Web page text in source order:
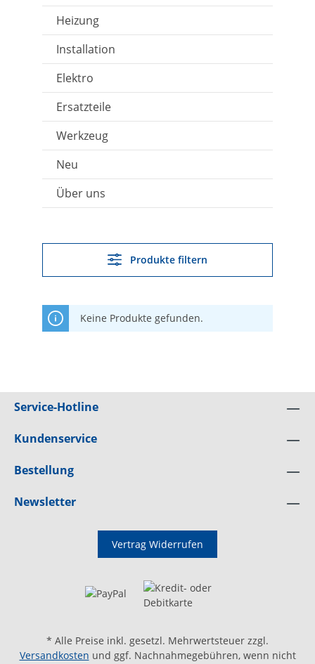
Heizung
Installation
Elektro
Ersatzteile
Werkzeug
Neu
Über uns
Produkte filtern
Keine Produkte gefunden.
Service-Hotline
Kundenservice
Bestellung
Newsletter
Vertrag Widerrufen
* Alle Preise inkl. gesetzl. Mehrwertsteuer zzgl.
Versandkosten und ggf. Nachnahmegebühren, wenn nicht